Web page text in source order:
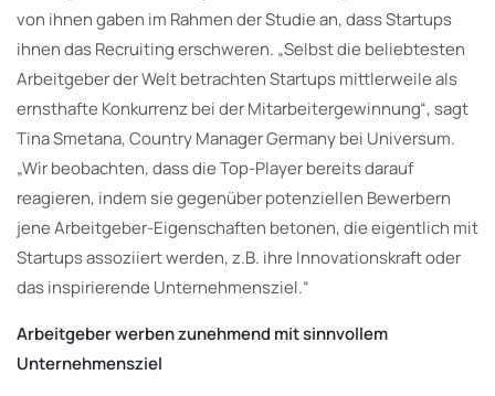
von ihnen gaben im Rahmen der Studie an, dass Startups
ihnen das Recruiting erschweren. „Selbst die beliebtesten
Arbeitgeber der Welt betrachten Startups mittlerweile als
ernsthafte Konkurrenz bei der Mitarbeitergewinnung“, sagt
Tina Smetana, Country Manager Germany bei Universum.
„Wir beobachten, dass die Top-Player bereits darauf
reagieren, indem sie gegenüber potenziellen Bewerbern
jene Arbeitgeber-Eigenschaften betonen, die eigentlich mit
Startups assoziiert werden, z.B. ihre Innovationskraft oder
das inspirierende Unternehmensziel.“
Arbeitgeber werben zunehmend mit sinnvollem
Unternehmensziel